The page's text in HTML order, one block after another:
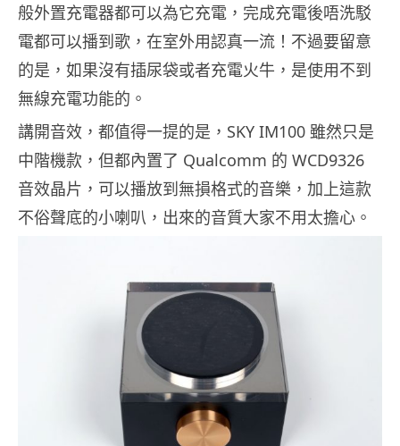
般外置充電器都可以為它充電，完成充電後唔洗駁
電都可以播到歌，在室外用認真一流！不過要留意
的是，如果沒有插尿袋或者充電火牛，是使用不到
無線充電功能的。
講開音效，都值得一提的是，SKY IM100 雖然只是
中階機款，但都內置了 Qualcomm 的 WCD9326
音效晶片，可以播放到無損格式的音樂，加上這款
不俗聲底的小喇叭，出來的音質大家不用太擔心。